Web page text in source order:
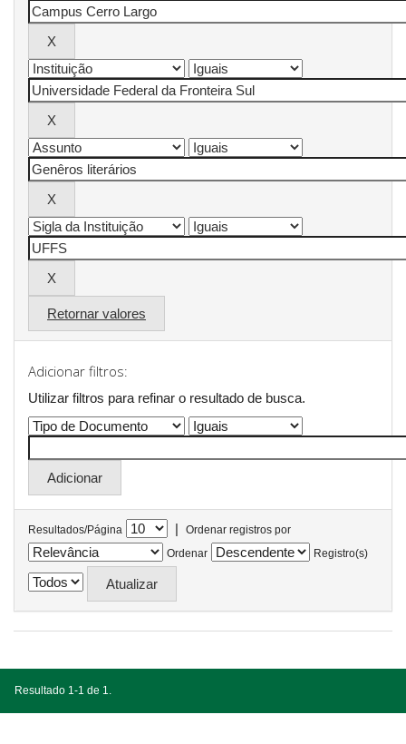
Retornar valores
Adicionar filtros:
Utilizar filtros para refinar o resultado de busca.
Resultados/Página |
Ordenar registros por
Ordenar
Registro(s)
Resultado 1-1 de 1.